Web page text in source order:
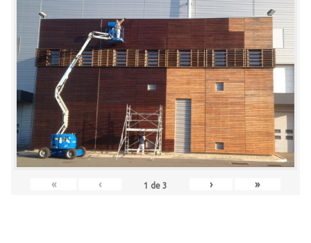
« ‹ 1 de 3 › »